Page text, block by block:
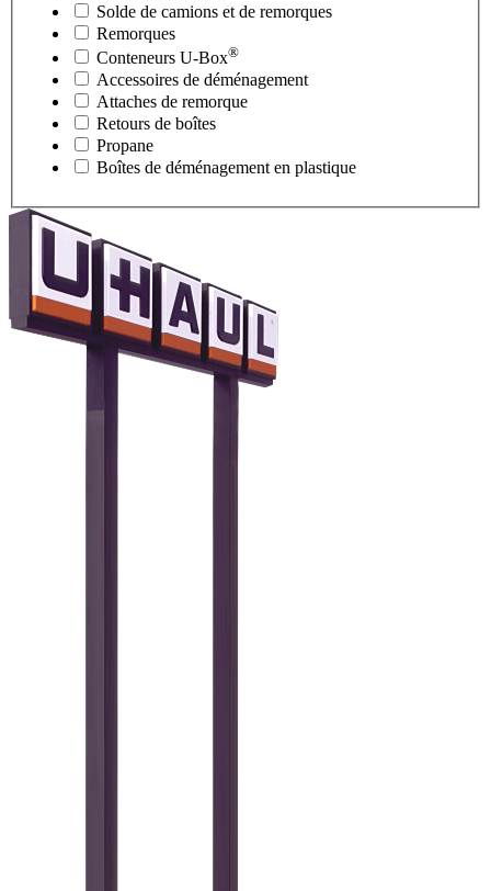
Solde de camions et de remorques
Remorques
Conteneurs U-Box®
Accessoires de déménagement
Attaches de remorque
Retours de boîtes
Propane
Boîtes de déménagement en plastique